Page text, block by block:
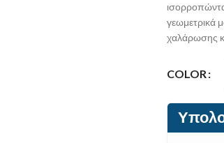
γεωμετρικά
χαλάρωσης
COLOR